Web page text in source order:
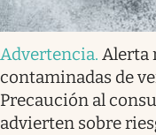
Advertencia. Alerta
contaminadas de
Precaución al
advierten sobre